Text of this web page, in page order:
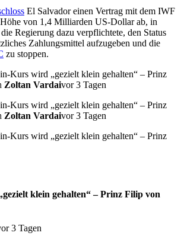
El Salvador einen Vertrag mit dem IWF
von 1,4 Milliarden US-Dollar ab, in
Regierung dazu verpflichtete, den Status
Zahlungsmittel aufzugeben und die
zu stoppen.
Kurs wird „gezielt klein gehalten“ – Prinz
Zoltan Vardaivor 3 Tagen
Kurs wird „gezielt klein gehalten“ – Prinz
Zoltan Vardaivor 3 Tagen
Kurs wird „gezielt klein gehalten“ – Prinz
klein gehalten“ – Prinz Filip von
3 Tagen